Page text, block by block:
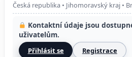
Česká republika • Jihomoravský kraj •
Kontaktní údaje jsou
uživatelům.
Přihlásit se Registrace